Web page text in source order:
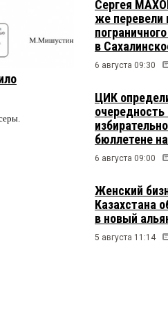
Сергея
же перевели
в
6 августа 09:30
ЦИК
очередность
бюллетене
6 августа 09:00
Женский
Казахстана
в новый
5 августа 11:14